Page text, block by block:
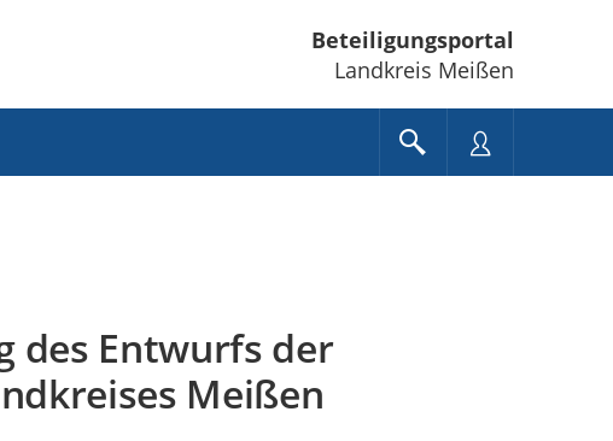
Beteiligungsportal
Landkreis Meißen
des Entwurfs der
Meißen